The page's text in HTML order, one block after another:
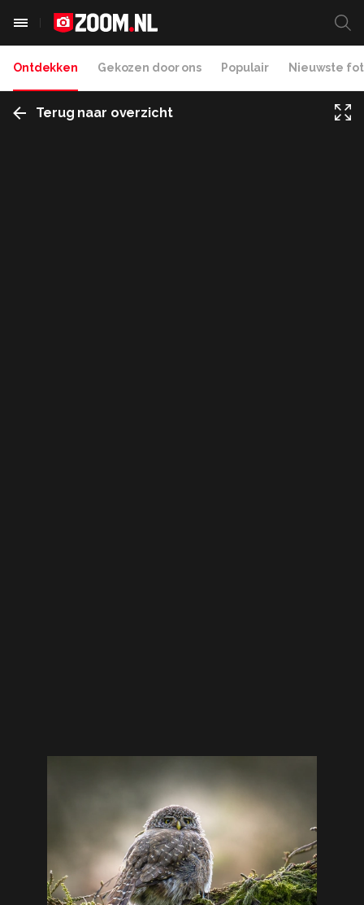
Ontdekken Gekozen door ons Populair Nieuwste
Terug naar overzicht